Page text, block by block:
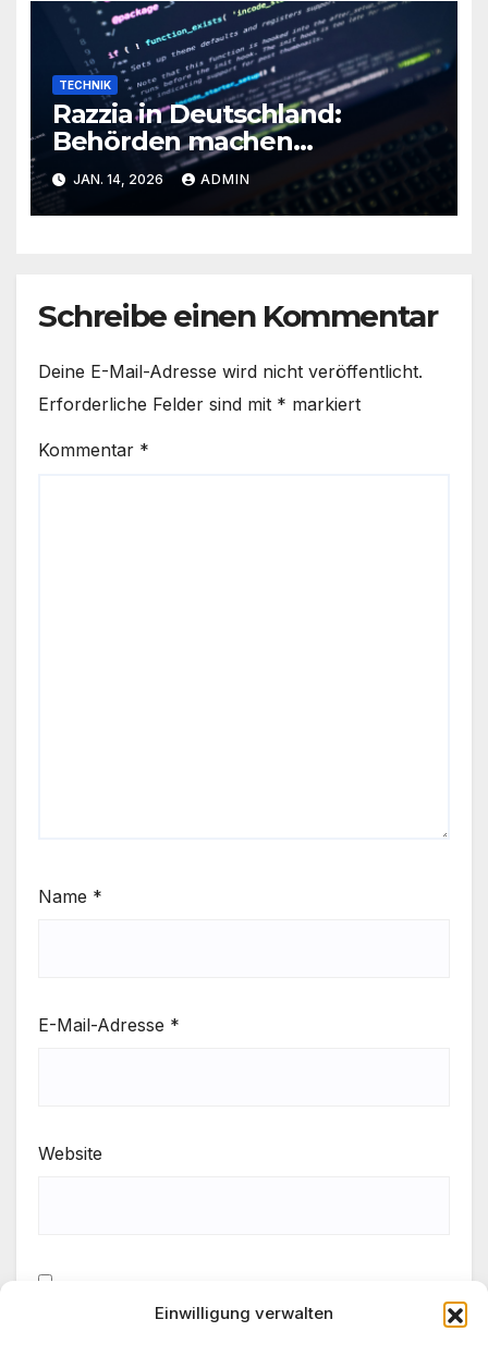
Einwilligung verwalten
TECHNIK
Razzia in Deutschland:
Behörden machen
Cybercrime-Hoster RedVDS
dicht
JAN. 14, 2026 ADMIN
Schreibe einen Kommentar
Deine E-Mail-Adresse wird nicht veröffentlicht.
Erforderliche Felder sind mit * markiert
Kommentar *
Name *
E-Mail-Adresse *
Website
Meinen Namen, meine E-Mail-Adresse und meine